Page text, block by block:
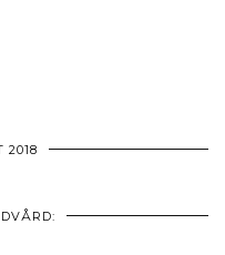
2018